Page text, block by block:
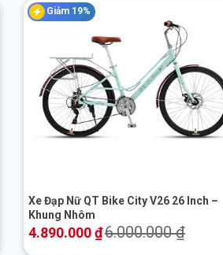
Giảm 19%
Xe Đạp Nữ QT Bike City V26 26 Inch –
Khung Nhôm
4.890.000₫6.000.000₫